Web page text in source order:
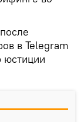
в Telegram
юстиции